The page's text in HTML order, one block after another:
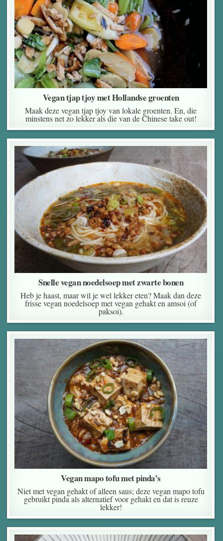
Vegan tjap tjoy met Hollandse groenten
Maak deze vegan tjap tjoy van lokale groenten. En, die
minstens net zo lekker als die van de Chinese take out!
Snelle vegan noedelsoep met zwarte bonen
Heb je haast, maar wil je wel lekker eten? Maak dan deze
frisse vegan noedelsoep met vegan gehakt en amsoi (of
paksoi).
Vegan mapo tofu met pinda’s
Niet met vegan gehakt of alleen saus; deze vegan mapo tofu
gebruikt pinda als alternatief voor gehakt en dat is reuze
lekker!